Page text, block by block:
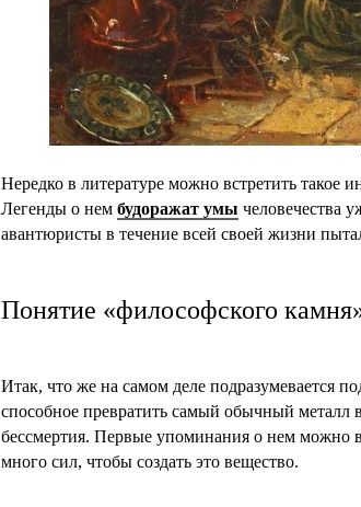
Нередко в литературе можно встретить такое
Легенды о нем будоражат умы человечества
авантюристы в течение всей своей жизни
Понятие «философского
Итак, что же на самом деле подразумевается
способное превратить самый обычный металл
бессмертия. Первые упоминания о нем можно
много сил, чтобы создать это вещество.